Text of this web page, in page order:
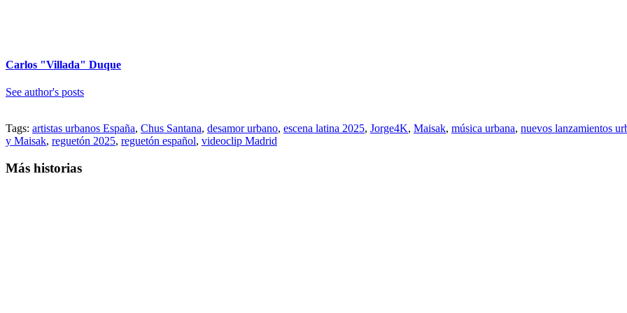
Carlos "Villada" Duque
See author's posts
Tags: artistas urbanos España, Chus Santana, desamor urbano, escena latina 2025, Jorge4K, Maisak, música urbana, nuevos lanzamientos
y Maisak, reguetón 2025, reguetón español, videoclip Madrid
Más historias